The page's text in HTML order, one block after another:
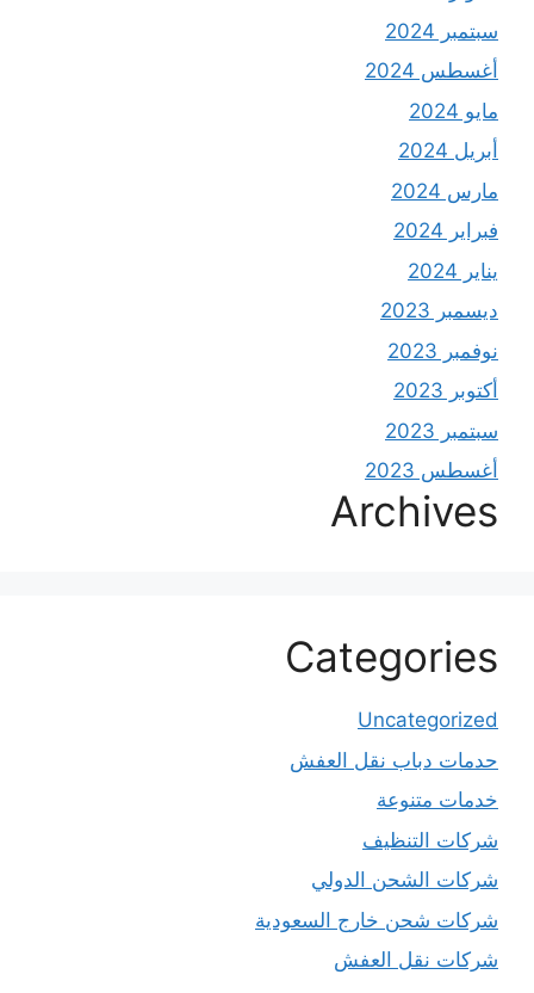
سبتمبر 2024
أغسطس 2024
مايو 2024
أبريل 2024
مارس 2024
فبراير 2024
يناير 2024
ديسمبر 2023
نوفمبر 2023
أكتوبر 2023
سبتمبر 2023
أغسطس 2023
Archives
Categories
Uncategorized
حدمات دباب نقل العفش
خدمات متنوعة
شركات التنظيف
شركات الشحن الدولي
شركات شحن خارج السعودية
شركات نقل العفش